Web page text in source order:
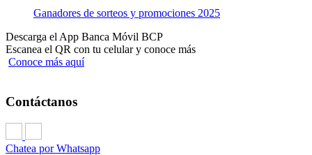
Ganadores de sorteos y promociones 2025
Descarga el App Banca Móvil BCP
Escanea el QR con tu celular y conoce más
Conoce más aquí
Contáctanos
Chatea por Whatsapp